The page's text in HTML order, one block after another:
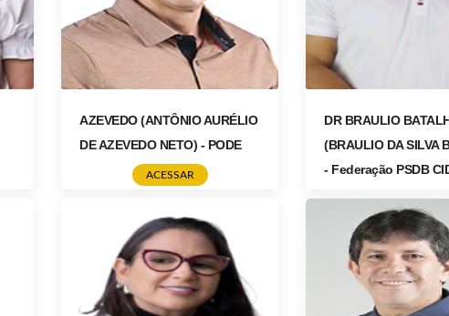
AZEVEDO (ANTÔNIO AURÉLIO
DE AZEVEDO NETO) - PODE
ACESSAR
DR BRAULIO
(BRAULIO DA SILVA
- Federação PSDB
ACESSAR